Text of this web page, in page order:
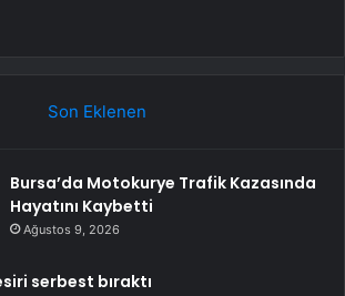
Son Eklenen
Bursa’da Motokurye Trafik Kazasında
Hayatını Kaybetti
Ağustos 9, 2026
serbest bıraktı